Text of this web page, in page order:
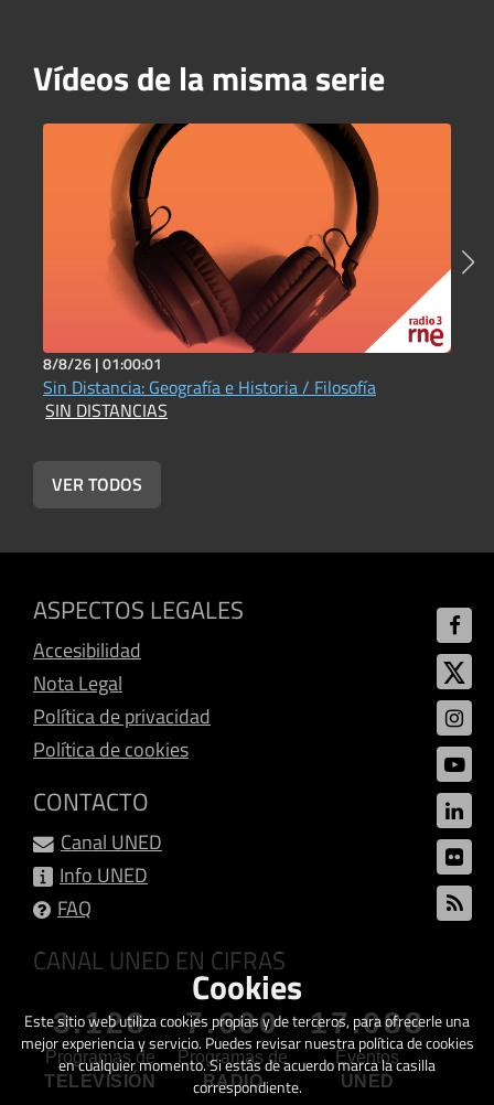
Vídeos de la misma serie
8/8/26 |01:00:01
Sin Distancia: Geografía e Historia / Filosofía
SIN DISTANCIAS
VER TODOS
ASPECTOS LEGALES
Accesibilidad
Nota Legal
Política de privacidad
Política de cookies
CONTACTO
Canal UNED
Info UNED
FAQ
CANAL UNED EN CIFRAS
3.128
Programas de
TELEVISIÓN
7.600
Programas de
RADIO
17.088
Eventos
UNED
Cookies
Este sitio web utiliza cookies propias y de terceros, para ofrecerle una
mejor experiencia y servicio. Puedes revisar nuestra política de cookies
en cualquier momento. Si estás de acuerdo marca la casilla
correspondiente.